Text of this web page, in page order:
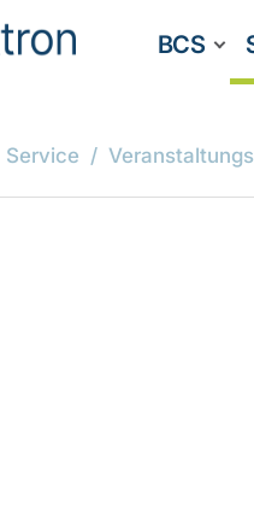
BCS
Service